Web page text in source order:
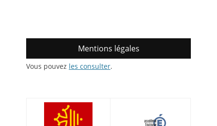
Mentions légales
Vous pouvez les consulter.